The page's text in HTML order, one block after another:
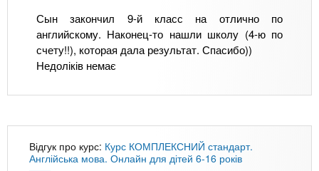
Сын закончил 9-й класс на отлично по
английскому. Наконец-то нашли школу (4-ю по
счету!!), которая дала результат. Спасибо))
Недоліків немає
Відгук про курс: Курс КОМПЛЕКСНИЙ стандарт.
Англійська мова. Онлайн для дітей 6-16 років